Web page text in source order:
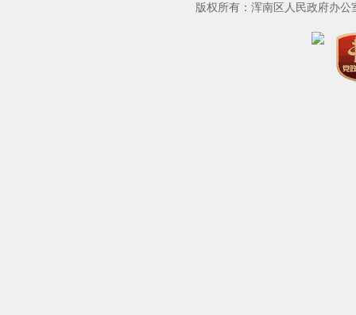
版权所有：浑南区人民政府办